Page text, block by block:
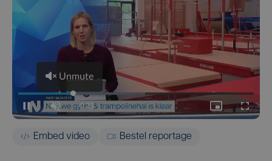
Embed video Bestel reportage